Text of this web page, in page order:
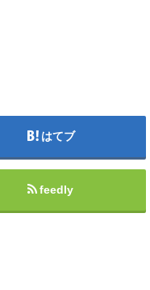
はてブ
feedly